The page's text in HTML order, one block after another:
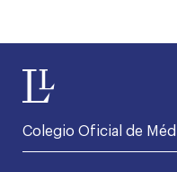
Colegio Oficial de